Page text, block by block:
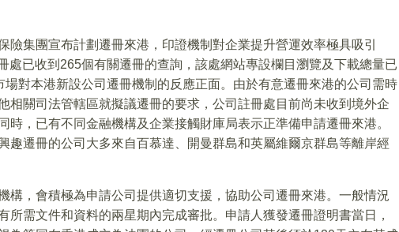
險集團宣布計劃遷冊來港，印證機制對企業提升營運效率極具吸引
處已收到265個有關遷冊的查詢，該處網站專設欄目瀏覽及下載總量已
對本港新設公司遷冊機制的反應正面。由於有意遷冊來港的公司需時
相關司法管轄區就擬議遷冊的要求，公司註冊處目前尚未收到境外企
時，已有不同金融機構及企業接觸財庫局表示正準備申請遷冊來港。
趣遷冊的公司大多來自百慕達、開曼群島和英屬維爾京群島等離岸經
構，會積極為申請公司提供適切支援，協助公司遷冊來港。一般情況
所需文件和資料的兩星期內完成審批。申請人獲發遷冊證明書當日，